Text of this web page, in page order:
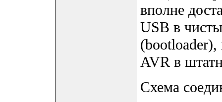
вполне
USB в
AVR в
Схема